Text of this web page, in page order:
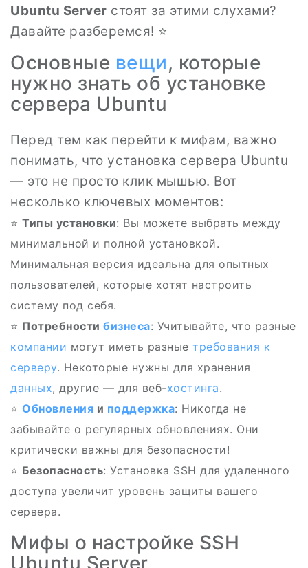
Ubuntu Server стоят за этими слухами?
Давайте разберемся! ⭐
Основные вещи, которые
нужно знать об установке
сервера Ubuntu
Перед тем как перейти к мифам, важно
понимать, что установка сервера Ubuntu
— это не просто клик мышью. Вот
несколько ключевых моментов:
⭐️ Типы установки: Вы можете выбрать между
минимальной и полной установкой.
Минимальная версия идеальна для опытных
пользователей, которые хотят настроить
систему под себя.
⭐ Потребности бизнеса: Учитывайте, что разные
компании могут иметь разные требования к
серверу. Некоторые нужны для хранения
данных, другие — для веб-хостинга.
⭐ Обновления и поддержка: Никогда не
забывайте о регулярных обновлениях. Они
критически важны для безопасности!
⭐ Безопасность: Установка SSH для удаленного
доступа увеличит уровень защиты вашего
сервера.
Мифы о настройке SSH
Ubuntu Server